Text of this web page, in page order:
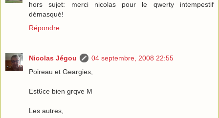
hors sujet: merci nicolas pour le qwerty intempestif
démasqué!
Répondre
Nicolas Jégou
04 septembre, 2008 22:55
Poireau et Geargies,
Est6ce bien grqve M
Les autres,